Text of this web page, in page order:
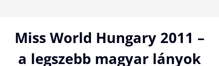
contentMiss World Hungary 2011 –
a legszebb magyar lányok